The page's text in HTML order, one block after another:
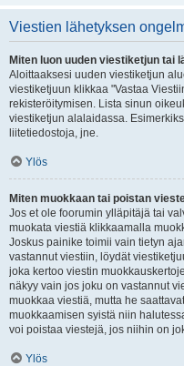
Viestien lähetyksen
Miten luon uuden viestiketjun tai
Aloittaaksesi uuden viestiketjun
viestiketjuun klikkaa "Vastaa
rekisteröitymisen. Lista sinun
viestiketjun alalaidassa.
liitetiedostoja, jne.
Ylös
Miten muokkaan tai poistan
Jos et ole foorumin ylläpitäjä tai
muokata viestiä klikkaamalla
Joskus painike toimii vain tietyn
vastannut viestiin, löydät
joka kertoo viestin
näkyy vain jos joku on vastannut
muokkaa viestiä, mutta he
muokkaamisen syistä niin
voi poistaa viestejä, jos niihin on
Ylös